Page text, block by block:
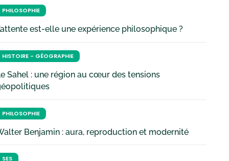
PHILOSOPHIE
est-elle une expérience philosophique ?
HISTOIRE - GÉOGRAPHIE
Sahel : une région au cœur des tensions
PHILOSOPHIE
Benjamin : aura, reproduction et modernité
SES